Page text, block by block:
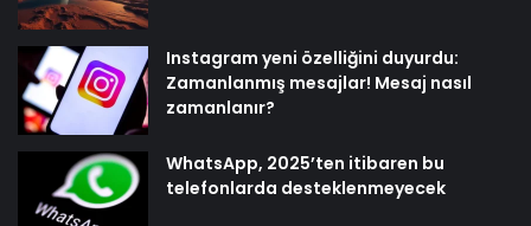
Instagram yeni özelliğini duyurdu:
Zamanlanmış mesajlar! Mesaj nasıl
zamanlanır?
WhatsApp, 2025’ten itibaren bu
telefonlarda desteklenmeyecek